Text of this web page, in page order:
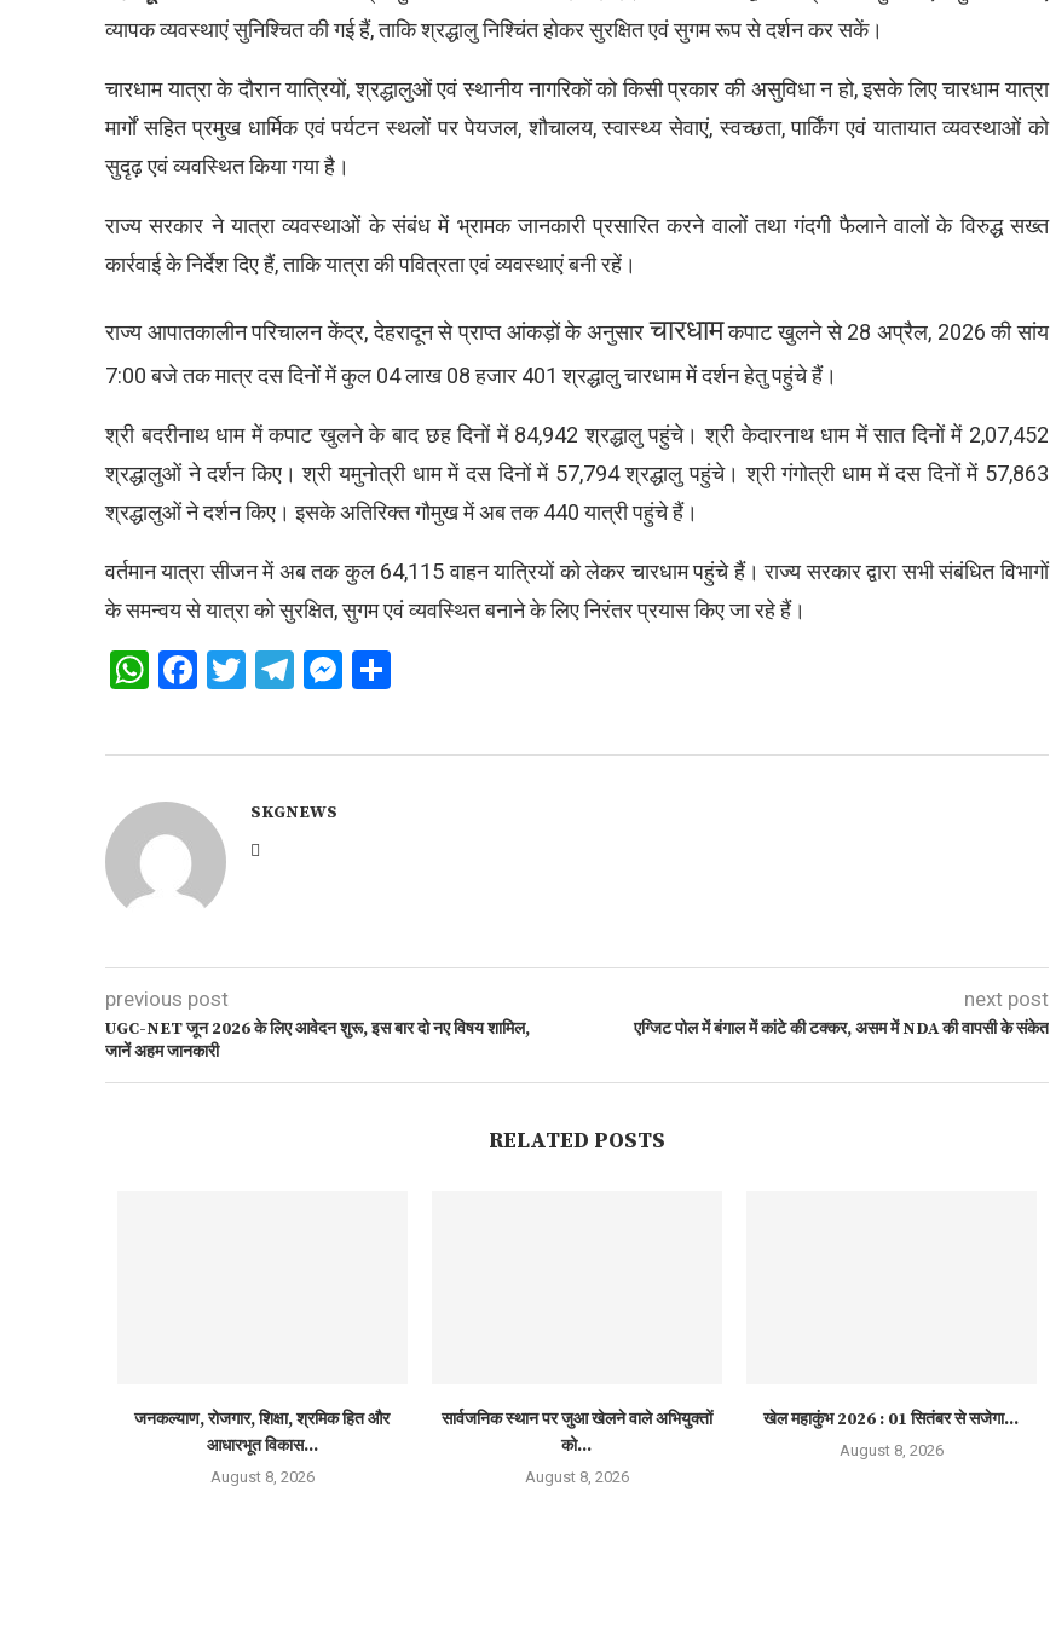
व्यापक व्यवस्थाएं सुनिश्चित की गई हैं, ताकि श्रद्धालु निश्चिंत होकर सुरक्षित एवं सुगम रूप से दर्शन कर सकें।
चारधाम यात्रा के दौरान यात्रियों, श्रद्धालुओं एवं स्थानीय नागरिकों को किसी प्रकार की असुविधा न हो, इसके लिए चारधाम यात्रा
मार्गों सहित प्रमुख धार्मिक एवं पर्यटन स्थलों पर पेयजल, शौचालय, स्वास्थ्य सेवाएं, स्वच्छता, पार्किंग एवं यातायात व्यवस्थाओं को
सुदृढ़ एवं व्यवस्थित किया गया है।
राज्य सरकार ने यात्रा व्यवस्थाओं के संबंध में भ्रामक जानकारी प्रसारित करने वालों तथा गंदगी फैलाने वालों के विरुद्ध सख्त
कार्रवाई के निर्देश दिए हैं, ताकि यात्रा की पवित्रता एवं व्यवस्थाएं बनी रहें।
राज्य आपातकालीन परिचालन केंद्र, देहरादून से प्राप्त आंकड़ों के अनुसारचारधामकपाट खुलने से 28 अप्रैल, 2026 की सांय
7:00 बजे तक मात्र दस दिनों में कुल 04 लाख 08 हजार 401 श्रद्धालु चारधाम में दर्शन हेतु पहुंचे हैं।
श्री बदरीनाथ धाम में कपाट खुलने के बाद छह दिनों में 84,942 श्रद्धालु पहुंचे। श्री केदारनाथ धाम में सात दिनों में 2,07,452
श्रद्धालुओं ने दर्शन किए। श्री यमुनोत्री धाम में दस दिनों में 57,794 श्रद्धालु पहुंचे। श्री गंगोत्री धाम में दस दिनों में 57,863
श्रद्धालुओं ने दर्शन किए। इसके अतिरिक्त गौमुख में अब तक 440 यात्री पहुंचे हैं।
वर्तमान यात्रा सीजन में अब तक कुल 64,115 वाहन यात्रियों को लेकर चारधाम पहुंचे हैं। राज्य सरकार द्वारा सभी संबंधित विभागों
के समन्वय से यात्रा को सुरक्षित, सुगम एवं व्यवस्थित बनाने के लिए निरंतर प्रयास किए जा रहे हैं।
WhatsApp
Facebook
Twitter
Telegram
Messenger
SKGNEWS
previous post
UGC-NET जून 2026 के लिए आवेदन शुरू, इस बार दो नए विषय शामिल,
जानें अहम जानकारी
next post
एग्जिट पोल में बंगाल में कांटे की टक्कर, असम में NDA की वापसी के संकेत
RELATED POSTS
जनकल्याण, रोजगार, शिक्षा, श्रमिक हित और
आधारभूत विकास...
August 8, 2026
सार्वजनिक स्थान पर जुआ खेलने वाले अभियुक्तों
को...
August 8, 2026
खेल महाकुंभ 2026 : 01 सितंबर से सजेगा...
August 8, 2026